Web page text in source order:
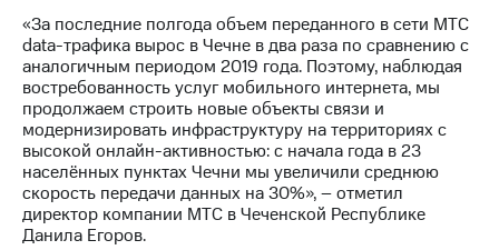
акций
Описание
Программа
приобретения
Порядок
выкупа
акций
Дивиденды
Рынок
облигаций
«За последние полгода объем переданного в сети МТС
data-трафика вырос в Чечне в два раза по сравнению с
аналогичным периодом 2019 года. Поэтому, наблюдая
востребованность услуг мобильного интернета, мы
продолжаем строить новые объекты связи и
модернизировать инфраструктуру на территориях с
высокой онлайн-активностью: с начала года в 23
населённых пунктах Чечни мы увеличили среднюю
скорость передачи данных на 30%», – отметил
директор компании МТС в Чеченской Республике
Данила Егоров.